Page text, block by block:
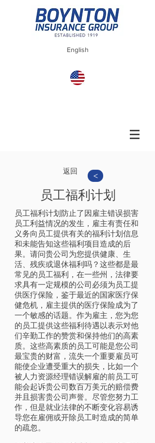
English
返回
>
员工福利计划
员工福利计划防止了因雇主错误损害
员工利益情况的发生，雇主有责任和
义务向员工提供有关的福利计划信息
和未能告知这些福利项目造成的后
果。请问贵公司为您提供健康、生
活、残疾或退休福利吗？这些都是最
常见的员工福利，在一些州，法律要
求具有一定规模的公司必须为员工提
供医疗保险，鉴于最近的国家医疗保
健危机，雇主提供的医疗保险成为了
一个敏感的话题。作为雇主，您为您
的员工提供这些福利待遇以表示对他
们辛勤工作的赞赏和保持他们的高素
质。这些高素质的员工可能是您公司
最宝贵的财富，流失一个重要雇员可
能使企业遭受重大的损失，比如一个
被人力资源经理错误解雇的前员工可
能会起诉贵公司数百万美元的赔偿费
并且损害贵公司声誉。尽管您努力工
作，但是就业法律的不断变化容易诱
导您在雇佣或开除员工时造成的简单
的疏忽。